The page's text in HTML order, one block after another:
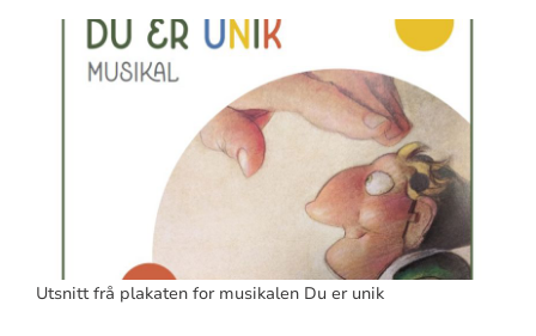
Utsnitt frå plakaten for musikalen Du er unik